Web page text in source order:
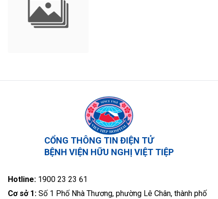
CỔNG THÔNG TIN ĐIỆN TỬ
BỆNH VIỆN HỮU NGHỊ VIỆT TIỆP
Hotline: 1900 23 23 61
Cơ sở 1: Số 1 Phố Nhà Thương, phường Lê Chân, thành phố